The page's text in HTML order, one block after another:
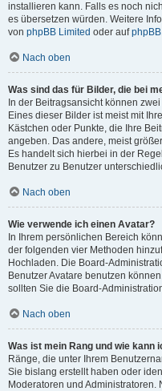
installieren kann. Falls es noch
es übersetzen würden. Weitere
von phpBB Limited oder auf
Nach oben
Was sind das für Bilder, die bei
In der Beitragsansicht können
Eines dieser Bilder ist meist mit
Kästchen oder Punkte, die Ihre
angeben. Das andere, meist
Es handelt sich hierbei in der
Benutzer zu Benutzer
Nach oben
Wie verwende ich einen Avatar?
In Ihrem persönlichen Bereich
der folgenden vier Methoden
Hochladen. Die Board-
Benutzer Avatare benutzen
sollten Sie die Board-
Nach oben
Was ist mein Rang und wie kann
Ränge, die unter Ihrem
Sie bislang erstellt haben oder
Moderatoren und